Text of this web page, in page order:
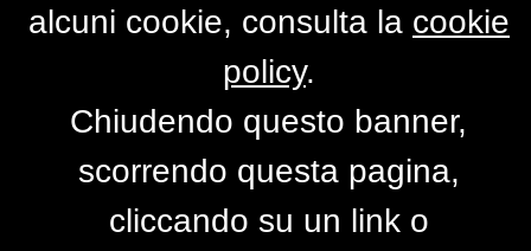
Per accedere alla versione completa del
clicca qui
alcuni cookie, consulta la cookie
policy.
Chiudendo questo banner,
scorrendo questa pagina,
cliccando su un link o